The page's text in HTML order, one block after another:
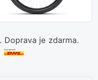
Doprava je zdarma.